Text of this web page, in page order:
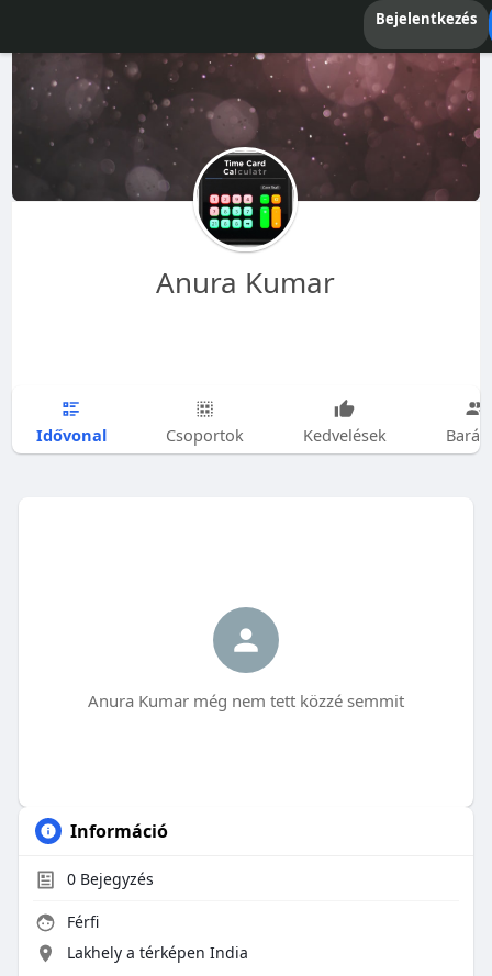
Bejelentkezés
Anura Kumar
Idővonal Csoportok Kedvelések
Anura Kumar még nem tett közzé semmit
Információ
0Bejegyzés
Férfi
Lakhely a térképen India